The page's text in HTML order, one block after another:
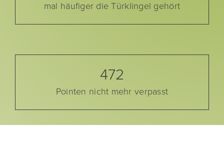
mal häufiger die Türklingel gehört
472
Pointen nicht mehr verpasst